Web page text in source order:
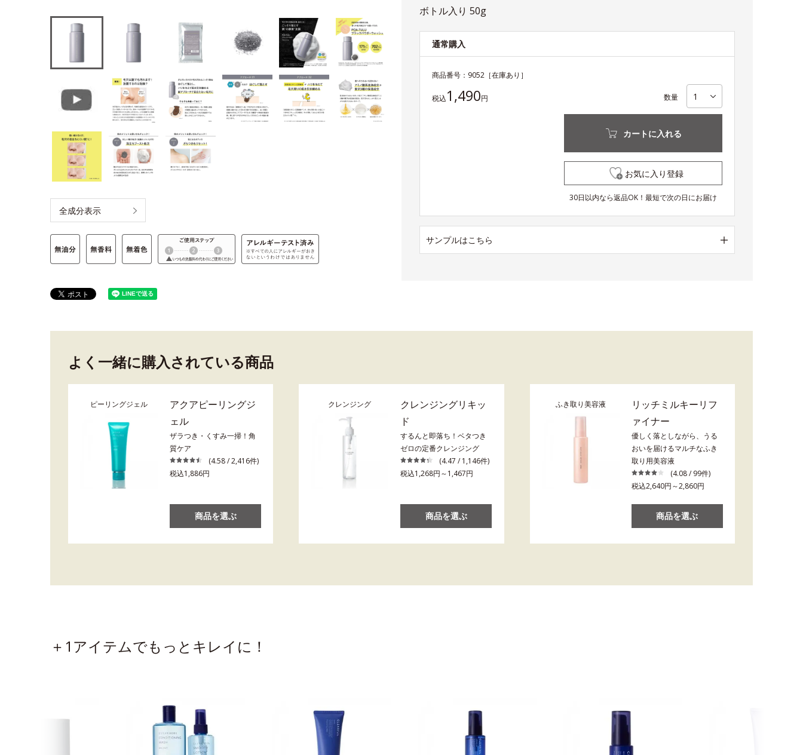
全成分表示
ボトル入り 50g
通常購入
商品番号： 9052 ［在庫あり］
税込1,490円 数量
カートに入れる
お気に入り登録
30日以内なら返品OK！最短で次の日にお届け
サンプルはこちら
よく一緒に購入されている商品
ピーリングジェル
アクアピーリングジ
ェル
ザラつき・くすみ一掃！角
質ケア
(4.58 / 2,416件)
税込1,886円
商品を選ぶ
クレンジング
クレンジングリキッ
ド
するんと即落ち！ベタつき
ゼロの定番クレンジング
(4.47 / 1,146件)
税込1,268円～1,467円
商品を選ぶ
ふき取り美容液
リッチミルキーリフ
ァイナー
優しく落としながら、うる
おいを届けるマルチなふき
取り用美容液
(4.08 / 99件)
税込2,640円～2,860円
商品を選ぶ
＋1アイテムでもっとキレイに！